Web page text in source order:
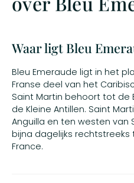
Waar ligt Bleu
Bleu Emeraude ligt in het
Franse deel van het
Saint Martin behoort tot de
de Kleine Antillen. Saint
Anguilla en ten westen van
bijna dagelijks rechtstreeks
France.